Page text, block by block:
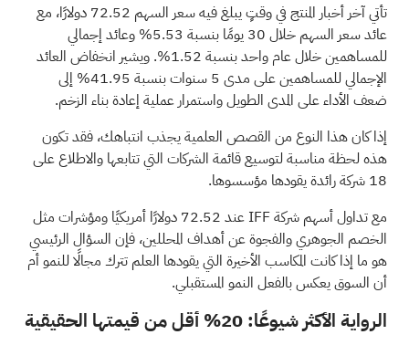
تأتي آخر أخبار المنتج في وقتٍ يبلغ فيه سعر السهم 72.52 دولارًا، مع
عائد سعر السهم خلال 30 يومًا بنسبة 5.53% وعائد إجمالي
للمساهمين خلال عام واحد بنسبة 1.52%. ويشير انخفاض العائد
الإجمالي للمساهمين على مدى 5 سنوات بنسبة 41.95% إلى
ضعف الأداء على المدى الطويل واستمرار عملية إعادة بناء الزخم.
إذا كان هذا النوع من القصص العلمية يجذب انتباهك، فقد تكون
هذه لحظة مناسبة لتوسيع قائمة الشركات التي تتابعها والاطلاع على
18 شركة رائدة يقودها مؤسسوها.
مع تداول أسهم شركة IFF عند 72.52 دولارًا أمريكيًا ومؤشرات مثل
الخصم الجوهري والفجوة عن أهداف المحللين، فإن السؤال الرئيسي
هو ما إذا كانت المكاسب الأخيرة التي يقودها العلم تترك مجالًا للنمو أم
أن السوق يعكس بالفعل النمو المستقبلي.
الرواية الأكثر شيوعًا: 20% أقل من قيمتها الحقيقية